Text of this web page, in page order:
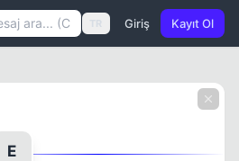
TR Giriş Kayıt Ol
E